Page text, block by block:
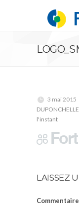
3 mai 2015
DUPONCHELLE
l'instant
LAISSEZ
Commentaire